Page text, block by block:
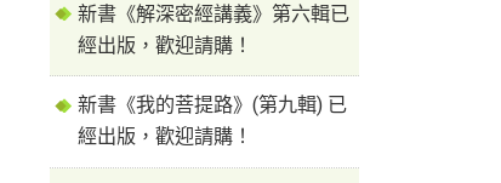
新書《解深密經講義》第六輯已
經出版，歡迎請購！
新書《我的菩提路》(第九輯) 已
經出版，歡迎請購！